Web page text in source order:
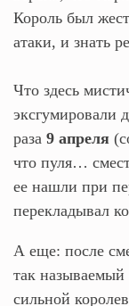
Король был
атаки, и знать
Что здесь
эксгумировали
раза 9 апреля
что пуля…
ее нашли при
перекладывал
А еще: после
так
сильной